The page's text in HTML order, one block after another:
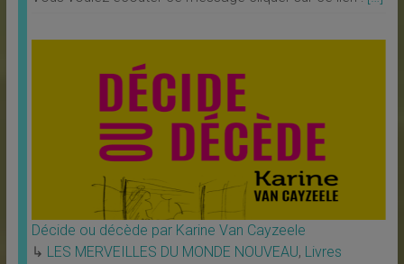
Décide ou décède par Karine Van Cayzeele
↳ LES MERVEILLES DU MONDE NOUVEAU, Livres